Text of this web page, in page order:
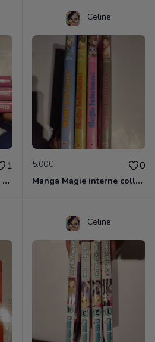
1
Manga l'académie d'Alice 3 vol
Celine
5.00€ 0
Manga Magie interne collection complète
Celine